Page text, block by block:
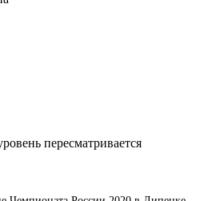
пересматривается